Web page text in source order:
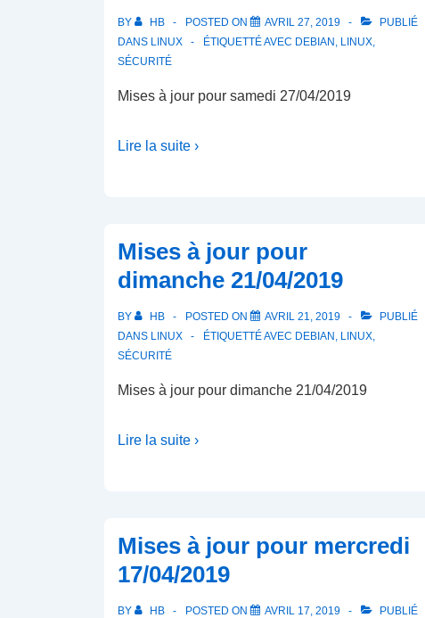
BY HB POSTED ON AVRIL 27, 2019
PUBLIÉ
DANS LINUX ÉTIQUETTÉ AVEC DEBIAN , LINUX,
SÉCURITÉ
Mises à jour pour samedi 27/04/2019
Lire la suite ›
Mises à jour pour
dimanche 21/04/2019
BY HB POSTED ON AVRIL 21, 2019
PUBLIÉ
DANS LINUX ÉTIQUETTÉ AVEC DEBIAN , LINUX,
SÉCURITÉ
Mises à jour pour dimanche 21/04/2019
Lire la suite ›
Mises à jour pour mercredi
17/04/2019
BY HB POSTED ON AVRIL 17, 2019
PUBLIÉ